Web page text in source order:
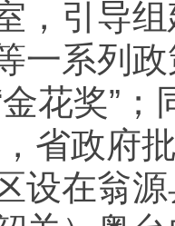
，引导
一系列
花奖”
省政府
设在翁